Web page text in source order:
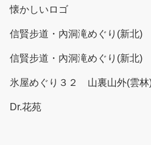
懐かしいロゴ
信賢步道・內洞滝めぐり(新北)
信賢步道・內洞滝めぐり(新北)
氷屋めぐり３２ 山裏山外(雲林
Dr.花苑